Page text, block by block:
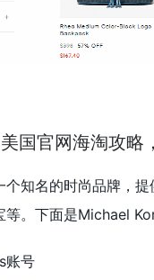
国官网海淘攻略
知名的时尚品牌，提
。下面是Michael
账号